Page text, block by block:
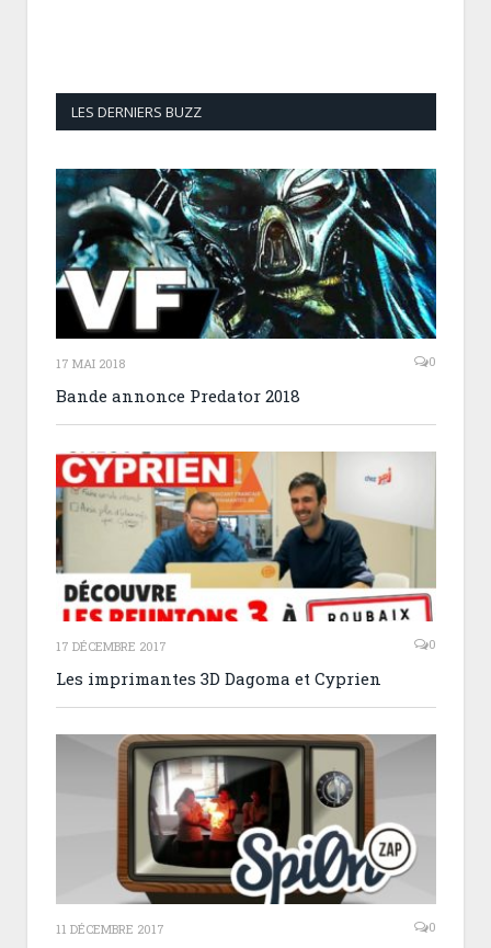
LES DERNIERS BUZZ
17 MAI 2018 0
Bande annonce Predator 2018
17 DÉCEMBRE 2017 0
Les imprimantes 3D Dagoma et Cyprien
11 DÉCEMBRE 2017 0